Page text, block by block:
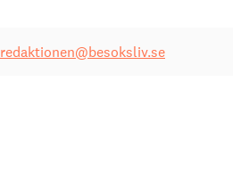
redaktionen@besoksliv.se